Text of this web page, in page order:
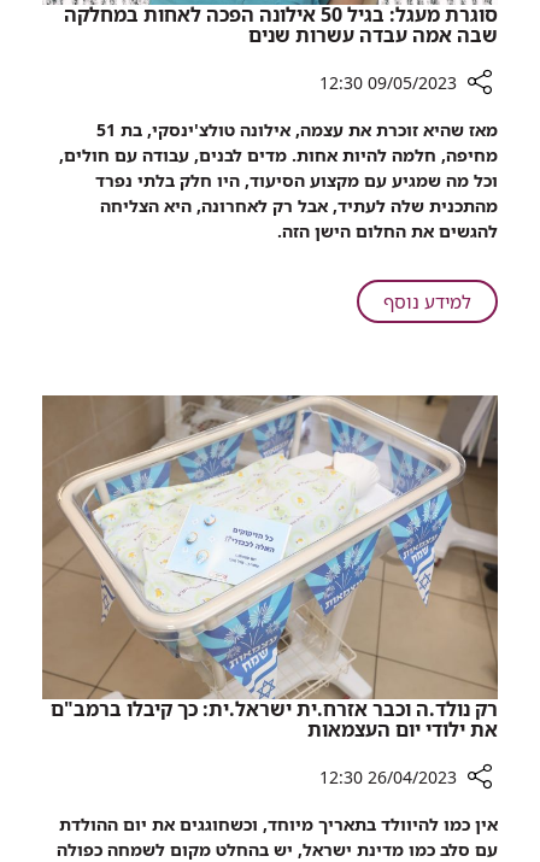
סוגרת מעגל: בגיל 50 אילונה הפכה לאחות במחלקה
שבה אמה עבדה עשרות שנים
שיתוף
סוגרת
מעגל:
בגיל
הפכה
לאחות
אמה
עבדה
עשרות
שנים
09/05/2023 12:30
מאז שהיא זוכרת את עצמה, אילונה טולצ'ינסקי, בת 51
מחיפה, חלמה להיות אחות. מדים לבנים, עבודה עם חולים,
וכל מה שמגיע עם מקצוע הסיעוד, היו חלק בלתי נפרד
מהתכנית שלה לעתיד, אבל רק לאחרונה, היא הצליחה
להגשים את החלום הישן הזה.
למידע נוסףעל
סוגרת
50
אילונה
הפכה
לאחות
במחלקה
שבה
אמה
עבדה
עשרות
שנים
רק נולד.ה וכבר אזרח.ית ישראל.ית: כך קיבלו ברמב"ם
את ילודי יום העצמאות
שיתוף
26/04/2023 12:30
אין כמו להיוולד בתאריך מיוחד, וכשחוגגים את יום ההולדת
עם סלב כמו מדינת ישראל, יש בהחלט מקום לשמחה כפולה